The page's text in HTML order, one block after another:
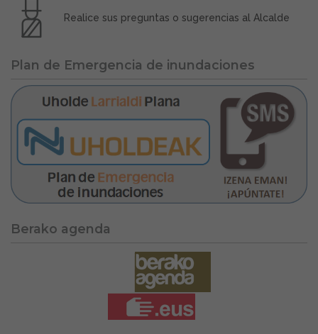
Realice sus preguntas o sugerencias al Alcalde
Plan de Emergencia de inundaciones
Berako agenda